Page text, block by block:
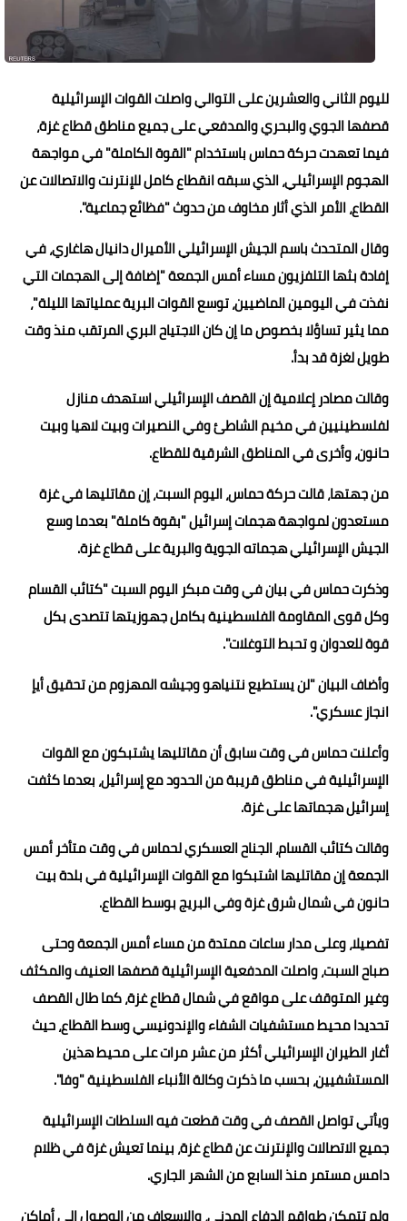
حوادث وقضايا
خدمات
الصحه والجمال
فن المطبخ
مقالات
لليوم الثاني والعشرين على التوالي واصلت القوات الإسرائيلية
قصفها الجوي والبحري والمدفعي على جميع مناطق قطاع غزة،
فيما تعهدت حركة حماس باستخدام "القوة الكاملة" في مواجهة
الهجوم الإسرائيلي، الذي سبقه انقطاع كامل للإنترنت والاتصالات عن
القطاع، الأمر الذي أثار مخاوف من حدوث "فظائع جماعية".
وقال المتحدث باسم الجيش الإسرائيلي الأميرال دانيال هاغاري، في
إفادة بثها التلفزيون مساء أمس الجمعة "إضافة إلى الهجمات التي
نفذت في اليومين الماضيين، توسع القوات البرية عملياتها الليلة"،
مما يثير تساؤلا بخصوص ما إن كان الاجتياح البري المرتقب منذ وقت
طويل لغزة قد بدأ.
وقالت مصادر إعلامية إن القصف الإسرائيلي استهدف منازل
لفلسطينيين في مخيم الشاطئ وفي النصيرات وبيت لاهيا وبيت
حانون، وأخرى في المناطق الشرقية للقطاع.
من جهتها، قالت حركة حماس، اليوم السبت، إن مقاتليها في غزة
مستعدون لمواجهة هجمات إسرائيل "بقوة كاملة" بعدما وسع
الجيش الإسرائيلي هجماته الجوية والبرية على قطاع غزة.
وذكرت حماس في بيان في وقت مبكر اليوم السبت "كتائب القسام
وكل قوى المقاومة الفلسطينية بكامل جهوزيتها تتصدى بكل
قوة للعدوان و تحبط التوغلات".
وأضاف البيان "لن يستطيع نتنياهو وجيشه المهزوم من تحقيق أيإ
انجاز عسكري".
وأعلنت حماس في وقت سابق أن مقاتليها يشتبكون مع القوات
الإسرائيلية في مناطق قريبة من الحدود مع إسرائيل، بعدما كثفت
إسرائيل هجماتها على غزة.
وقالت كتائب القسام، الجناح العسكري لحماس في وقت متأخر أمس
الجمعة إن مقاتليها اشتبكوا مع القوات الإسرائيلية في بلدة بيت
حانون في شمال شرق غزة وفي البريج بوسط القطاع.
تفصيلا، وعلى مدار ساعات ممتدة من مساء أمس الجمعة وحتى
صباح السبت، واصلت المدفعية الإسرائيلية قصفها العنيف والمكثف
وغير المتوقف على مواقع في شمال قطاع غزة، كما طال القصف
تحديدا محيط مستشفيات الشفاء والإندونيسي وسط القطاع، حيث
أغار الطيران الإسرائيلي أكثر من عشر مرات على محيط هذين
المستشفيين، بحسب ما ذكرت وكالة الأنباء الفلسطينية "وفا".
ويأتي تواصل القصف في وقت قطعت فيه السلطات الإسرائيلية
جميع الاتصالات والإنترنت عن قطاع غزة، بينما تعيش غزة في ظلام
دامس مستمر منذ السابع من الشهر الجاري.